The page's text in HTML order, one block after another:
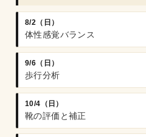
8/2（日）
体性感覚バランス
9/6（日）
歩行分析
10/4（日）
靴の評価と補正